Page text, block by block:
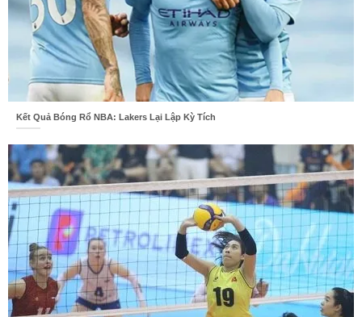
Kết Quả Bóng Rổ NBA: Lakers Lại Lập Kỳ Tích